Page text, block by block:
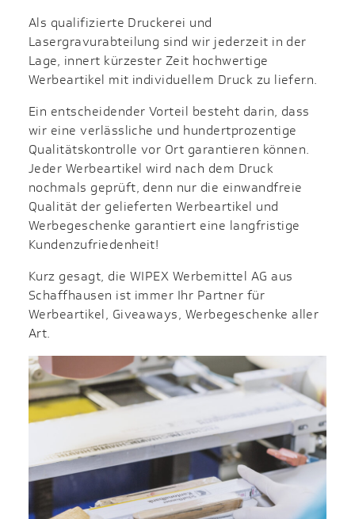
Als qualifizierte Druckerei und
Lasergravurabteilung sind wir jederzeit in der
Lage, innert kürzester Zeit hochwertige
Werbeartikel mit individuellem Druck zu liefern.
Ein entscheidender Vorteil besteht darin, dass
wir eine verlässliche und hundertprozentige
Qualitätskontrolle vor Ort garantieren können.
Jeder Werbeartikel wird nach dem Druck
nochmals geprüft, denn nur die einwandfreie
Qualität der gelieferten Werbeartikel und
Werbegeschenke garantiert eine langfristige
Kundenzufriedenheit!
Kurz gesagt, die WIPEX Werbemittel AG aus
Schaffhausen ist immer Ihr Partner für
Werbeartikel, Giveaways, Werbegeschenke aller
Art.